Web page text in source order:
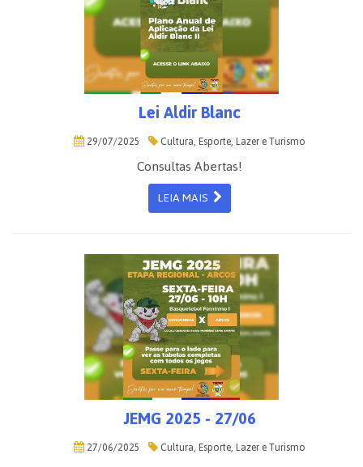
Lei Aldir Blanc
29/07/2025 Cultura, Esporte, Lazer e Turismo
Consultas Abertas!
LEIA MAIS
JEMG 2025 - 27/06
27/06/2025 Cultura, Esporte, Lazer e Turismo